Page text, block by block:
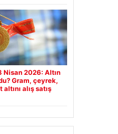
Nisan 2026: Altın
Gram, çeyrek,
alış satış